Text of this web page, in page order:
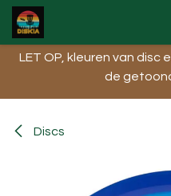
Overslaan naar inhoud
LET OP, kleuren van disc
de
Discs